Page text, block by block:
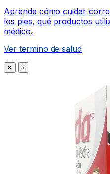
Aprende cómo cuidar
los pies, qué productos
médico.
Ver termino de salud
× ‹